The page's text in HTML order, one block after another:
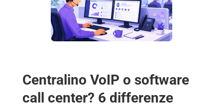
Centralino VoIP o software
call center? 6 differenze